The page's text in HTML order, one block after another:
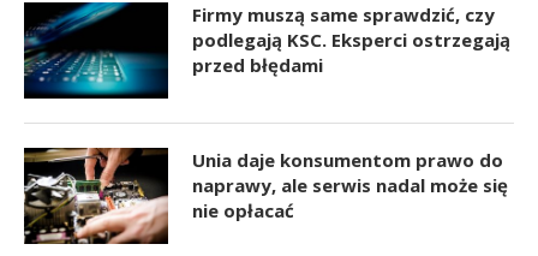
Firmy muszą same sprawdzić, czy
podlegają KSC. Eksperci ostrzegają
przed błędami
Unia daje konsumentom prawo do
naprawy, ale serwis nadal może się
nie opłacać